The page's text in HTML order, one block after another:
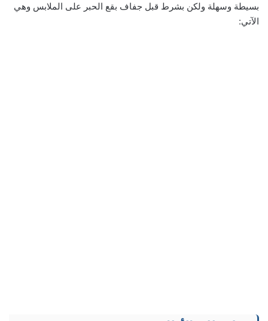
بسيطة وسهلة ولكن بشرط قبل جفاف بقع الحبر على الملابس وهي
الآتي: